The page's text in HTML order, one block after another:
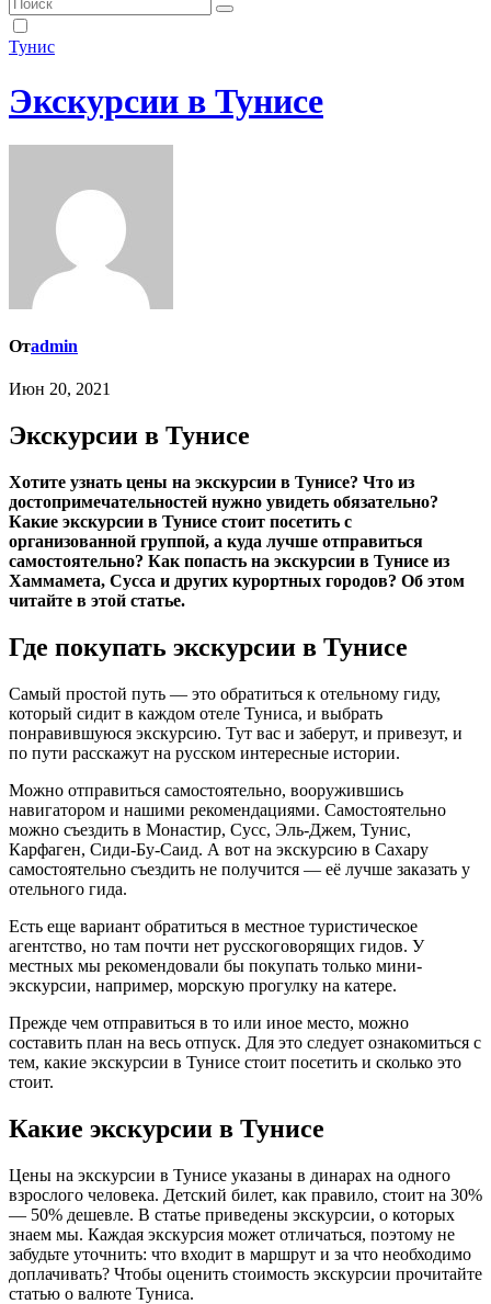
Тунис
Экскурсии в Тунисе
Отadmin
Июн 20, 2021
Экскурсии в Тунисе
Хотите узнать цены на экскурсии в Тунисе? Что из
достопримечательностей нужно увидеть обязательно?
Какие экскурсии в Тунисе стоит посетить с
организованной группой, а куда лучше отправиться
самостоятельно? Как попасть на экскурсии в Тунисе из
Хаммамета, Сусса и других курортных городов? Об этом
читайте в этой статье.
Где покупать экскурсии в Тунисе
Самый простой путь — это обратиться к отельному гиду,
который сидит в каждом отеле Туниса, и выбрать
понравившуюся экскурсию. Тут вас и заберут, и привезут, и
по пути расскажут на русском интересные истории.
Можно отправиться самостоятельно, вооружившись
навигатором и нашими рекомендациями. Самостоятельно
можно съездить в Монастир, Сусс, Эль-Джем, Тунис,
Карфаген, Сиди-Бу-Саид. А вот на экскурсию в Сахару
самостоятельно съездить не получится — её лучше заказать у
отельного гида.
Есть еще вариант обратиться в местное туристическое
агентство, но там почти нет русскоговорящих гидов. У
местных мы рекомендовали бы покупать только мини-
экскурсии, например, морскую прогулку на катере.
Прежде чем отправиться в то или иное место, можно
составить план на весь отпуск. Для это следует ознакомиться с
тем, какие экскурсии в Тунисе стоит посетить и сколько это
стоит.
Какие экскурсии в Тунисе
Цены на экскурсии в Тунисе указаны в динарах на одного
взрослого человека. Детский билет, как правило, стоит на 30%
— 50% дешевле. В статье приведены экскурсии, о которых
знаем мы. Каждая экскурсия может отличаться, поэтому не
забудьте уточнить: что входит в маршрут и за что необходимо
доплачивать? Чтобы оценить стоимость экскурсии прочитайте
статью о валюте Туниса.